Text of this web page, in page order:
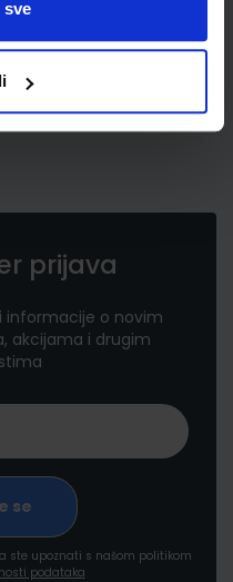
sve
prijava
informacije o novim
akcijama i drugim
ste upoznati s našom politikom
podataka